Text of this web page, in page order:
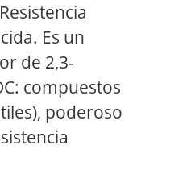
Es un
de 2,3-
compuestos
poderoso